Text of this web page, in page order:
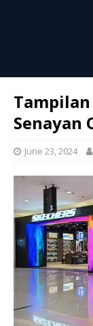
Tampilan
Senayan
June 23, 2024